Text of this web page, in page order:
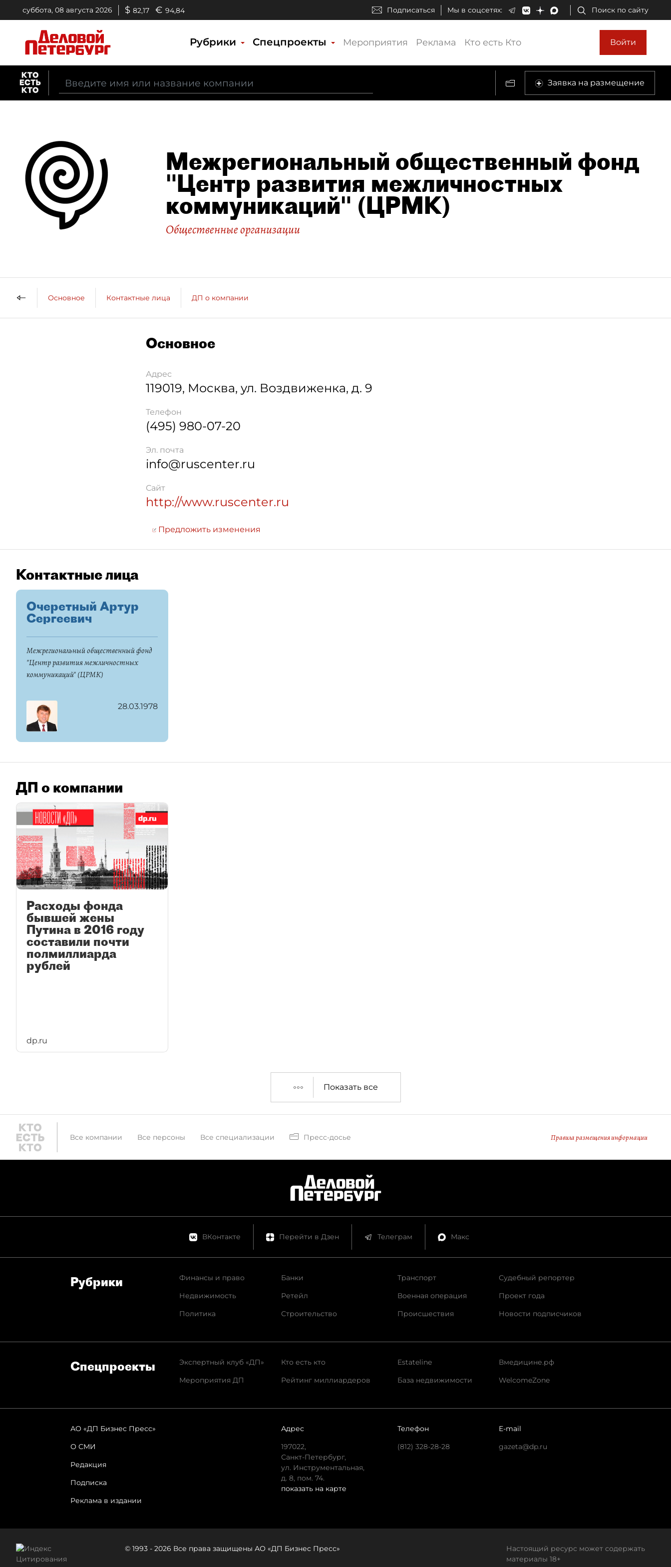
суббота, 08 августа 2026 $ 82,17 € 94,84 Подписаться Мы в соцсетях: Поиск по сайту
Рубрики Спецпроекты Мероприятия Реклама Кто есть Кто Войти
Заявка на размещение
Межрегиональный общественный фонд
"Центр развития межличностных
коммуникаций" (ЦРМК)
Общественные организации
Основное Контактные лица ДП о компании
Основное
Адрес
119019, Москва, ул. Воздвиженка, д. 9
Телефон
(495) 980-07-20
Эл. почта
info@ruscenter.ru
Сайт
http://www.ruscenter.ru
Предложить изменения
Контактные лица
Очеретный Артур
Сергеевич
Межрегиональный общественный фонд
"Центр развития межличностных
коммуникаций" (ЦРМК)
28.03.1978
ДП о компании
Расходы фонда
бывшей жены
Путина в 2016 году
составили почти
полмиллиарда
рублей
dp.ru
Показать все
Все компании Все персоны Все специализации Пресс-досье Правила размещения информации
ВКонтакте Перейти в Дзен Телеграм Макс
Рубрики
Финансы и право
Недвижимость
Политика
Банки
Ретейл
Строительство
Транспорт
Военная операция
Происшествия
Судебный репортер
Проект года
Новости подписчиков
Спец­проекты
Экспертный клуб «ДП»
Мероприятия ДП
Кто есть кто
Рейтинг миллиардеров
Estateline
База недвижимости
Вмедицине.рф
WelcomeZone
АО «ДП Бизнес Пресс»
О СМИ
Редакция
Подписка
Реклама в издании
Адрес
197022,
Санкт-Петербург,
ул. Инструментальная,
д. 8, пом. 74.
показать на карте
Телефон
(812) 328-28-28
E-mail
gazeta@dp.ru
© 1993 - 2026 Все права защищены АО «ДП Бизнес Пресс»
Настоящий ресурс может содержать
материалы 18+